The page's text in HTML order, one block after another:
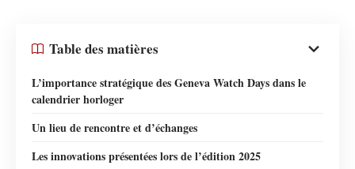
Table des matières
L’importance stratégique des Geneva Watch Days dans le
calendrier horloger
Un lieu de rencontre et d’échanges
Les innovations présentées lors de l’édition 2025